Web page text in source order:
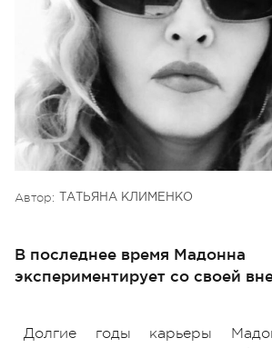
Автор: ТАТЬЯНА КЛИМЕНКО
В последнее время Мадонна
экспериментирует со своей
Долгие годы карьеры